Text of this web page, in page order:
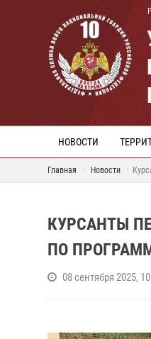
НОВОСТИ
Главная Новости
КУРСАНТЫ
ПО
08 сентября 2025,